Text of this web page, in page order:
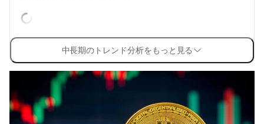
中長期のトレンド分析をもっと見る